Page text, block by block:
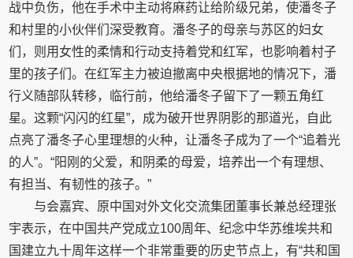
战中负伤，他在手术中主动将麻药让给阶级兄弟，使潘冬子
和村里的小伙伴们深受教育。潘冬子的母亲与苏区的妇女
们，则用女性的柔情和行动支持着党和红军，也影响着村子
里的孩子们。在红军主力被迫撤离中央根据地的情况下，潘
行义随部队转移，临行前，他给潘冬子留下了一颗五角红
星。这颗“闪闪的红星”，成为破开世界阴影的那道光，自此
点亮了潘冬子心里理想的火种，让潘冬子成为了一个“追着光
的人”。“阳刚的父爱，和阴柔的母爱，培养出一个有理想、
有担当、有韧性的孩子。”
与会嘉宾、原中国对外文化交流集团董事长兼总经理张
宇表示，在中国共产党成立100周年、纪念中华苏维埃共和
国建立九十周年这样一个非常重要的历史节点上，有“共和国